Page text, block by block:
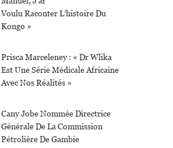
Voulu Raconter L’histoire Du
Kongo »
Prisca Marceleney : « Dr Wlika
Est Une Série Médicale Africaine
Avec Nos Réalités »
Cany Jobe Nommée Directrice
Générale De La Commission
Pétrolière De Gambie